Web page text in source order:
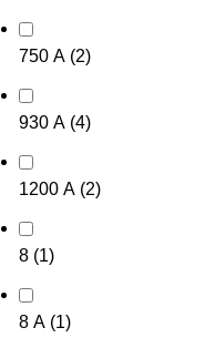
750 А (2)
930 А (4)
1200 А (2)
8 (1)
8 А (1)